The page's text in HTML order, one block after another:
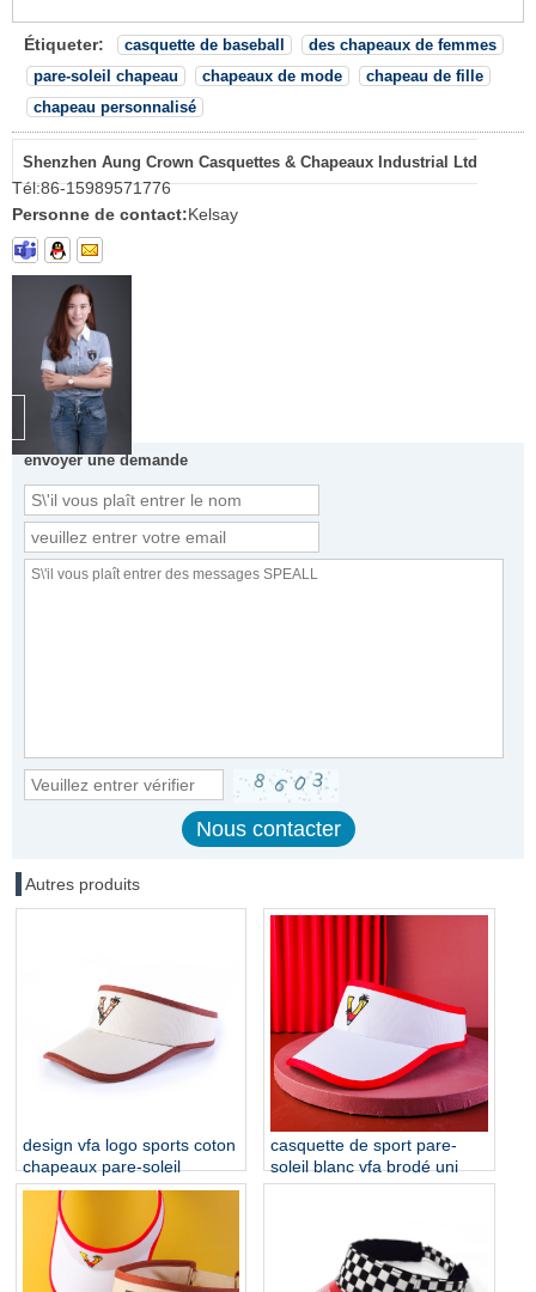
Étiqueter: casquette de baseball
des chapeaux de femmes
pare-soleil chapeau
chapeaux de mode
chapeau de fille
chapeau personnalisé
Shenzhen Aung Crown Casquettes & Chapeaux Industrial Ltd
Tél:86-15989571776
Personne de contact:Kelsay
envoyer une demande
Autres produits
design vfa logo sports coton
chapeaux pare-soleil
casquette de sport pare-
soleil blanc vfa brodé uni